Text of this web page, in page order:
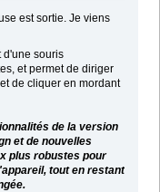
est sortie. Je viens
d'une souris
et permet de diriger
de cliquer en mordant
de la version
et de nouvelles
plus robustes pour
tout en restant